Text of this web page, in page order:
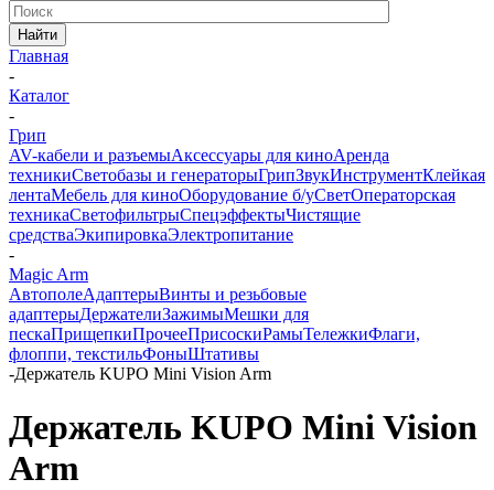
Найти
Главная
-
Каталог
-
Грип
AV-кабели и разъемыАксессуары для киноАренда
техникиСветобазы и генераторыГрипЗвукИнструментКлейкая
лентаМебель для киноОборудование б/уСветОператорская
техникаСветофильтрыСпецэффектыЧистящие
средстваЭкипировкаЭлектропитание
-
Magic Arm
АвтополеАдаптерыВинты и резьбовые
адаптерыДержателиЗажимыМешки для
пескаПрищепкиПрочееПрисоскиРамыТележкиФлаги,
флоппи, текстильФоныШтативы
-Держатель KUPO Mini Vision Arm
Держатель KUPO Mini Vision
Arm